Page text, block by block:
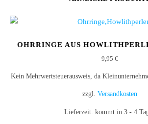
OHRRINGE AUS
9,95 €
Kein Mehrwertsteuerausweis, da
zzgl. Versandkosten
Lieferzeit: kommt in 3 - 4